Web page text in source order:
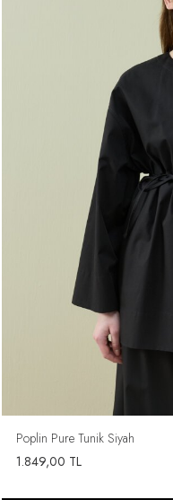
Poplin Pure Tunik Siyah
1.849,00 TL